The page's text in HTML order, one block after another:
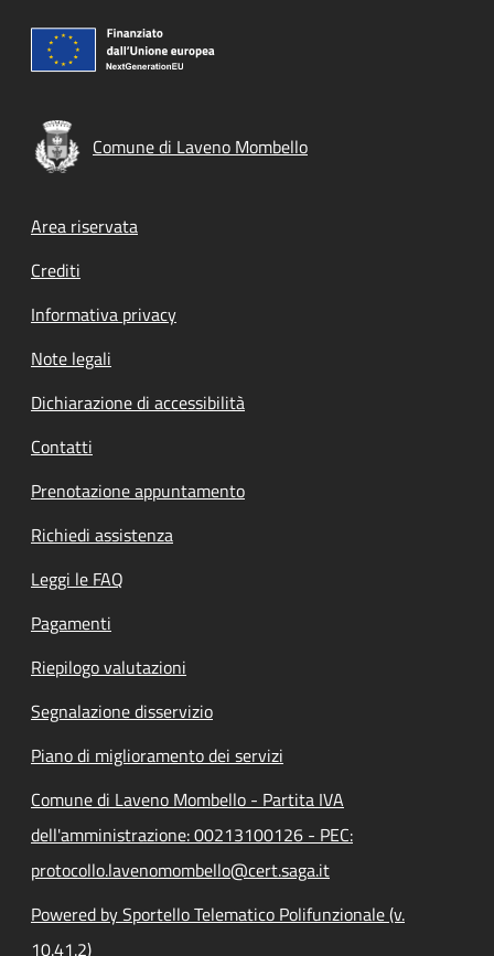
Comune di Laveno Mombello
Footer menu
Area riservata
Crediti
Informativa privacy
Note legali
Dichiarazione di accessibilità
Contatti
Prenotazione appuntamento
Richiedi assistenza
Leggi le FAQ
Pagamenti
Riepilogo valutazioni
Segnalazione disservizio
Piano di miglioramento dei servizi
Comune di Laveno Mombello - Partita IVA
dell'amministrazione: 00213100126 - PEC:
protocollo.lavenomombello@cert.saga.it
Powered by Sportello Telematico Polifunzionale (v.
10.41.2)